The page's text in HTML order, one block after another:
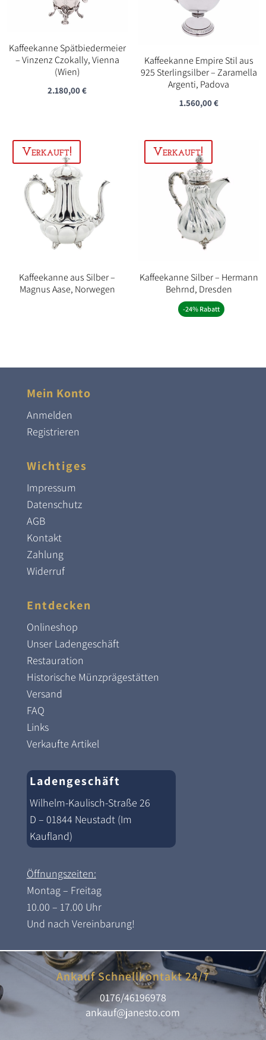
Kaffeekanne Spätbiedermeier
– Vinzenz Czokally, Vienna
(Wien)
2.180,00€
Kaffeekanne Empire Stil aus
925 Sterlingsilber – Zaramella
Argenti, Padova
1.560,00€
Kaffeekanne aus Silber –
Magnus Aase, Norwegen
Kaffeekanne Silber – Hermann
Behrnd, Dresden
-24% Rabatt
Mein Konto
Anmelden
Registrieren
Wichtiges
Impressum
Datenschutz
AGB
Kontakt
Zahlung
Widerruf
Entdecken
Onlineshop
Unser Ladengeschäft
Restauration
Historische Münzprägestätten
Versand
FAQ
Links
Verkaufte Artikel
Ladengeschäft
Wilhelm-Kaulisch-Straße 26
D – 01844 Neustadt (Im
Kaufland)
Öffnungszeiten:
Montag – Freitag
10.00 – 17.00 Uhr
Und nach Vereinbarung!
Ankauf Schnellkontakt 24/7
0176/46196978
ankauf@janesto.com